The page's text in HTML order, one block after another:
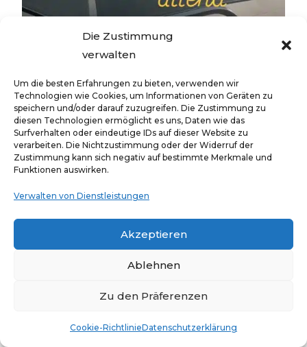
Die Zustimmung
verwalten
Um die besten Erfahrungen zu bieten, verwenden wir
Technologien wie Cookies, um Informationen von Geräten zu
speichern und/oder darauf zuzugreifen. Die Zustimmung zu
diesen Technologien ermöglicht es uns, Daten wie das
Surfverhalten oder eindeutige IDs auf dieser Website zu
verarbeiten. Die Nichtzustimmung oder der Widerruf der
Zustimmung kann sich negativ auf bestimmte Merkmale und
Funktionen auswirken.
Verwalten von Dienstleistungen
Akzeptieren
Ablehnen
Zu den Präferenzen
Cookie-RichtlinieDatenschutzerklärung
In wenigen Tagen werden Sie eine Neuheit entdecken ✨✨
13. Dezember 2025
In wenigen Tagen erwartet Sie eine Neuheit ✨✨
Eine Idee? Teilen Sie uns Ihre Gedanken mit
✨⭐️✨#villaoceanzen Quelle
Mehr Lesen